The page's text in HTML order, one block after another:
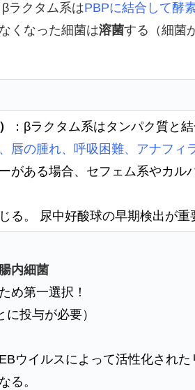
ラクタム系はPBPに結合して酵
くなった細菌は溶菌する（細菌
：βラクタム系はタンパク質と
唇の腫れ、呼吸困難、アナフィ
がある場合、セフェム系やカ
る。 尿中好酸球の早期検出が重
内細菌
め第一選択！
投与が必要）
ウイルスによって活性化され
る。